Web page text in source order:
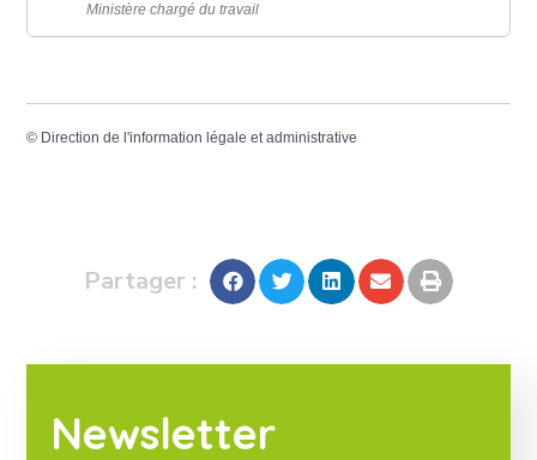
Ministère chargé du travail
© Direction de l'information légale et administrative
Partager :
Newsletter